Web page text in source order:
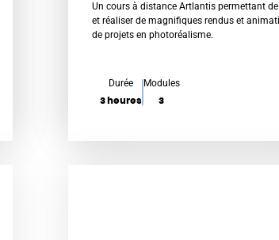
t
é
5
Un cours à distance Artlantis permettant de
et réaliser de magnifiques rendus et
de projets en photoréalisme.
Durée
3 heures
Modules
3